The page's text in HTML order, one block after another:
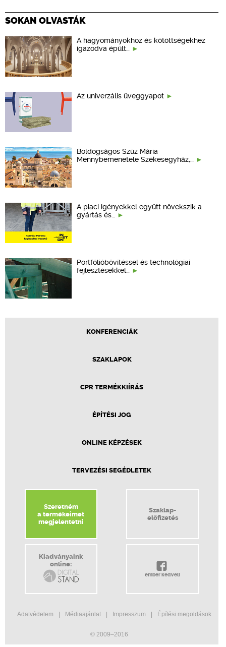
SOKAN OLVASTÁK
A hagyományokhoz és kötöttségekhez
igazodva épült…
Az univerzális üveggyapot
Boldogságos Szűz Mária
Mennybemenetele Székesegyház,…
A piaci igényekkel együtt növekszik a
gyártás és…
Portfólióbővítéssel és technológiai
fejlesztésekkel…
KONFERENCIÁK
SZAKLAPOK
CPR TERMÉKKIÍRÁS
ÉPÍTÉSI JOG
ONLINE KÉPZÉSEK
TERVEZÉSI SEGÉDLETEK
Szeretném
a termékeimet
megjelentetni
Szaklap-
előfizetés
Kiadványaink
online:
ember kedveli
Adatvédelem Médiaajánlat Impresszum Építési megoldások
© 2009–2016